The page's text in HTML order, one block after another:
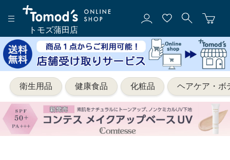
トモズ蒲田店
衛生用品 健康食品 化粧品 ヘアケア・ボ